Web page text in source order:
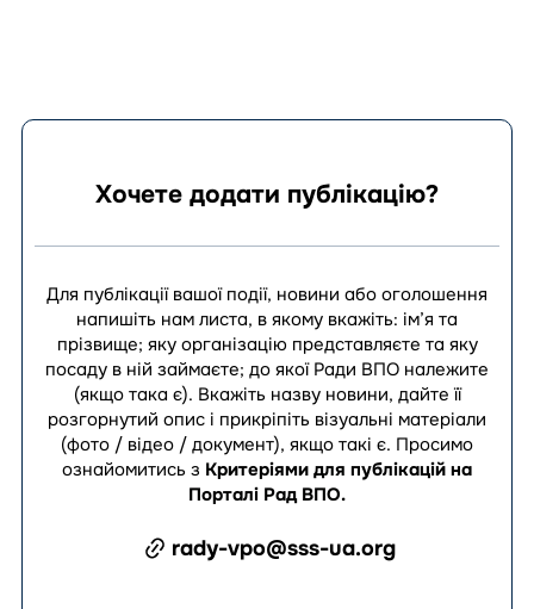
Хочете додати публікацію?
Для публікації вашої події, новини або оголошення
напишіть нам листа, в якому вкажіть: ім’я та
прізвище; яку організацію представляєте та яку
посаду в ній займаєте; до якої Ради ВПО належите
(якщо така є). Вкажіть назву новини, дайте її
розгорнутий опис і прикріпіть візуальні матеріали
(фото / відео / документ), якщо такі є. Просимо
ознайомитись з Критеріями для публікацій на
Порталі Рад ВПО.
rady-vpo@sss-ua.org